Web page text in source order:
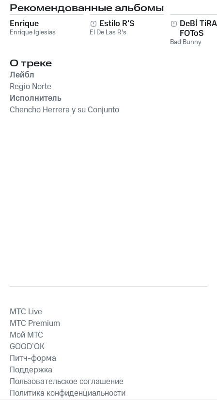
Рекомендованные альбомы
Enrique
Enrique Iglesias
Estilo R'S
El De Las R's
DeBÍ
FOToS
Bad Bunny
О треке
Лейбл
Regio Norte
Исполнитель
Chencho Herrera y su Conjunto
MTС Live
MTС Premium
Мой МТС
GOOD’OK
Питч-форма
Поддержка
Пользовательское соглашение
Политика конфиденциальности